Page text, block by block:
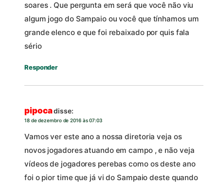
soares . Que pergunta em será que você não viu
algum jogo do Sampaio ou você que tínhamos um
grande elenco e que foi rebaixado por quis fala
sério
Responder
pipocadisse:
18 de dezembro de 2016 às 07:03
Vamos ver este ano a nossa diretoria veja os
novos jogadores atuando em campo , e não veja
vídeos de jogadores perebas como os deste ano
foi o pior time que já vi do Sampaio deste quando